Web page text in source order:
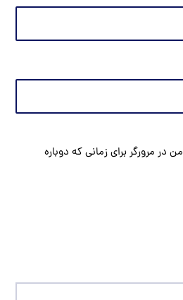
در مرورگر برای زمانی که دوباره